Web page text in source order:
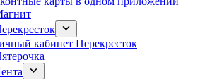
кабинет Перекресток